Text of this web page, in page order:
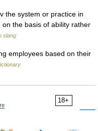
the system or practice in
the basis of ability rather
slang
employees based on their
18+